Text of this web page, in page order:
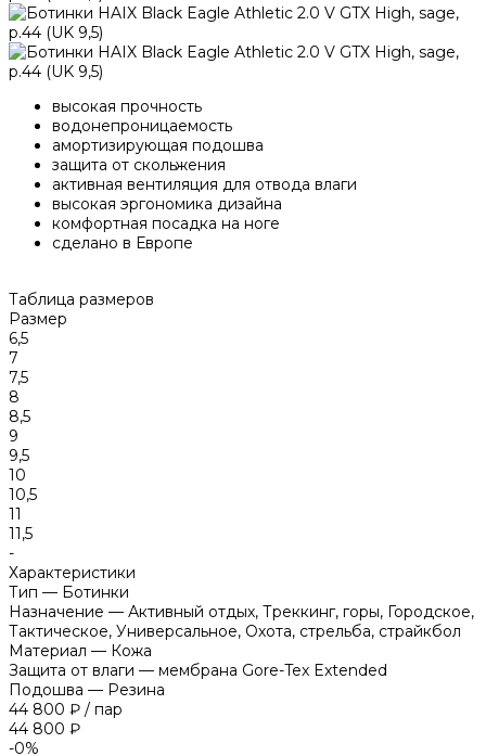
высокая прочность
водонепроницаемость
амортизирующая подошва
защита от скольжения
активная вентиляция для отвода влаги
высокая эргономика дизайна
комфортная посадка на ноге
сделано в Европе
Таблица размеров
Размер
6,5
7
7,5
8
8,5
9
9,5
10
10,5
11
11,5
-
Характеристики
Тип — Ботинки
Назначение — Активный отдых, Треккинг, горы, Городское,
Тактическое, Универсальное, Охота, стрельба, страйкбол
Материал — Кожа
Защита от влаги — мембрана Gore-Tex Extended
Подошва — Резина
44 800 ₽ / пар
44 800 ₽
-0%